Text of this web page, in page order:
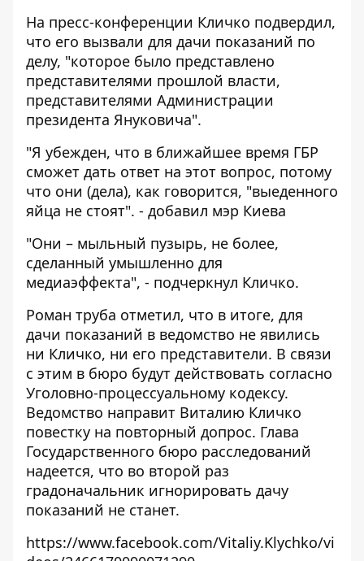
На пресс-конференции Кличко подвердил,
что его вызвали для дачи показаний по
делу, "которое было представлено ​​
представителями прошлой власти,
представителями Администрации
президента Януковича".
"Я убежден, что в ближайшее время ГБР
сможет дать ответ на этот вопрос, потому
что они (дела), как говорится, "выеденного
яйца не стоят". - добавил мэр Киева
"Они – мыльный пузырь, не более,
сделанный умышленно для
медиаэффекта", - подчеркнул Кличко.
Роман труба отметил, что в итоге, для
дачи показаний в ведомство не явились
ни Кличко, ни его представители. В связи
с этим в бюро будут действовать согласно
Уголовно-процессуальному кодексу.
Ведомство направит Виталию Кличко
повестку на повторный допрос. Глава
Государственного бюро расследований
надеется, что во второй раз
градоначальник игнорировать дачу
показаний не станет.
https://www.facebook.com/Vitaliy.Klychko/vi